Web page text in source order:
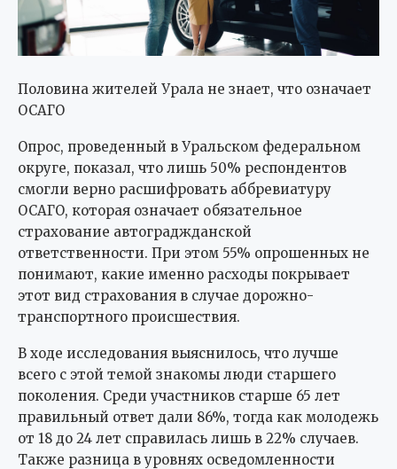
Половина жителей Урала не знает, что означает
ОСАГО
Опрос, проведенный в Уральском федеральном
округе, показал, что лишь 50% респондентов
смогли верно расшифровать аббревиатуру
ОСАГО, которая означает обязательное
страхование автограджданской
ответственности. При этом 55% опрошенных не
понимают, какие именно расходы покрывает
этот вид страхования в случае дорожно-
транспортного происшествия.
В ходе исследования выяснилось, что лучше
всего с этой темой знакомы люди старшего
поколения. Среди участников старше 65 лет
правильный ответ дали 86%, тогда как молодежь
от 18 до 24 лет справилась лишь в 22% случаев.
Также разница в уровнях осведомленности